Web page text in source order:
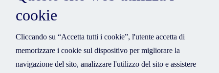
cookie
Cliccando su “Accetta tutti i cookie”, l'utente accetta di
memorizzare i cookie sul dispositivo per migliorare la
navigazione del sito, analizzare l'utilizzo del sito e assistere